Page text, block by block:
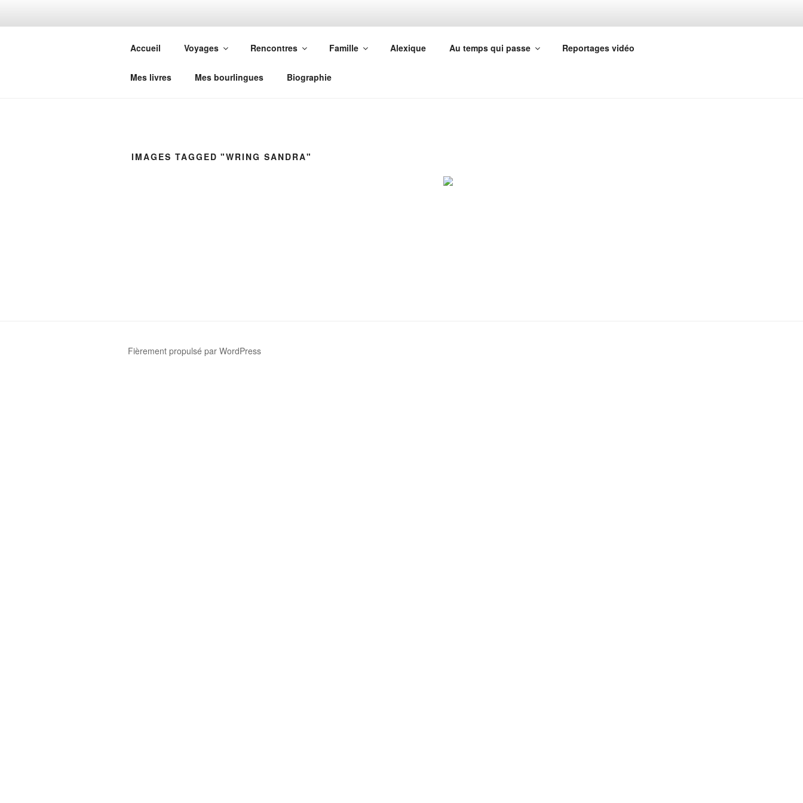
ALEX DÉCOTTE
Accueil Voyages Rencontres Famille Alexique Au temps qui passe Reportages vidéo
Mes livres Mes bourlingues Biographie
IMAGES TAGGED "WRING SANDRA"
Fièrement propulsé par WordPress